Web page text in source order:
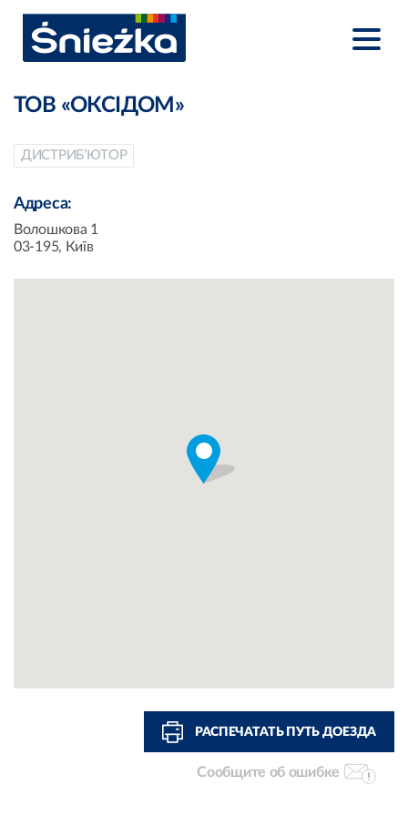
ТОВ «ОКСІДОМ»
ДИСТРИБ’ЮТОР
Адреса:
Волошкова 1
03-195, Київ
РАСПЕЧАТАТЬ ПУТЬ ДОЕЗДА
Сообщите об ошибке